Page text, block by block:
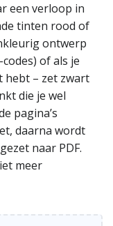
een verloop in
tinten rood of
ontwerp
of als je
hebt – zet zwart
die je wel
pagina’s
daarna wordt
naar PDF.
meer